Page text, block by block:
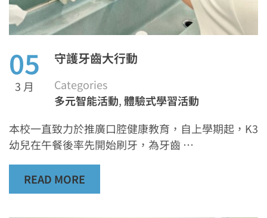
05
3 月
守護牙齒大行動
Categories
多元智能活動,體驗式學習活動
本校一直致力於推廣口腔健康教育，自上學期起，K3
幼兒在午餐後率先開始刷牙，為牙齒 …
READ MORE